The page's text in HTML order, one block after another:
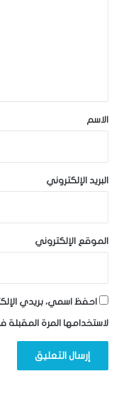
*الاسم
البريد الإلكتروني
الموقع الإلكتروني
احفظ اسمي، بريدي
لاستخدامها المرة